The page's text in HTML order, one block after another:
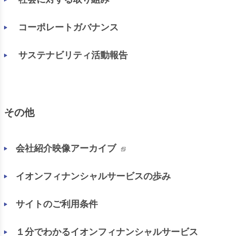
コーポレートガバナンス
サステナビリティ活動報告
その他
会社紹介映像アーカイブ
イオンフィナンシャルサービスの歩み
サイトのご利用条件
１分でわかるイオンフィナンシャルサービス